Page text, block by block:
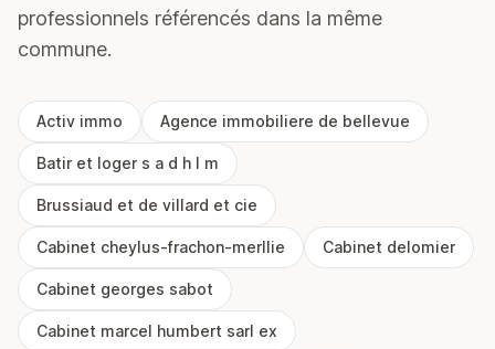
professionnels référencés dans la même
commune.
Activ immo Agence immobiliere de bellevue
Batir et loger s a d h l m
Brussiaud et de villard et cie
Cabinet cheylus-frachon-merllie Cabinet delomier
Cabinet georges sabot
Cabinet marcel humbert sarl ex